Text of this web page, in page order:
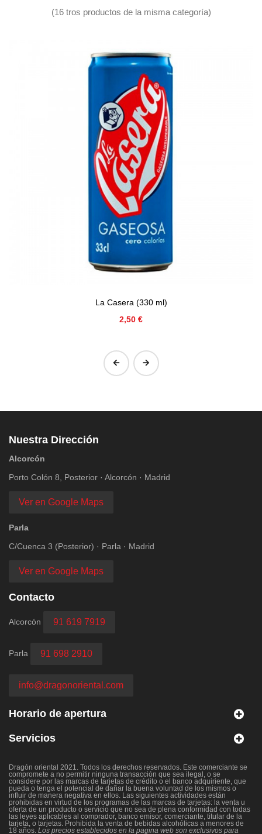
(16 tros productos de la misma categoría)
La Casera (330 ml)
Precio
2,50 €
Nuestra Dirección
Alcorcón
Porto Colón 8, Posterior · Alcorcón · Madrid
Ver en Google Maps
Parla
C/Cuenca 3 (Posterior) · Parla · Madrid
Ver en Google Maps
Contacto
Alcorcón 91 619 7919
Parla 91 698 2910
info@dragonoriental.com
Horario de apertura
Servicios
Dragón oriental 2021. Todos los derechos reservados. Este comerciante se
compromete a no permitir ninguna transacción que sea ilegal, o se
considere por las marcas de tarjetas de crédito o el banco adquiriente, que
pueda o tenga el potencial de dañar la buena voluntad de los mismos o
influir de manera negativa en ellos. Las siguientes actividades están
prohibidas en virtud de los programas de las marcas de tarjetas: la venta u
oferta de un producto o servicio que no sea de plena conformidad con todas
las leyes aplicables al comprador, banco emisor, comerciante, titular de la
tarjeta, o tarjetas. Prohibida la venta de bebidas alcohólicas a menores de
18 años. Los precios establecidos en la pagina web son exclusivos para